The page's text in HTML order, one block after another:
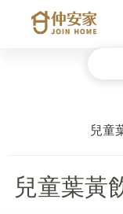
兒童
兒童葉黃